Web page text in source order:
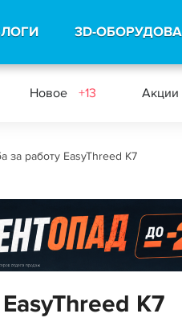
3D-
Новое +13 Акции
за работу EasyThreed K7
K7